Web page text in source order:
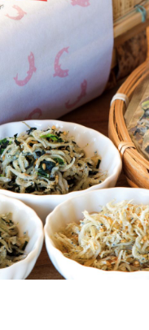
おのえきTIMES
雑貨シリーズ
恋するジャージー 瀬戸田レ
蒜山ショコラ
蒜山ショコラクッキーズ
せとうちのおいしいシリ
生スフレ ふわり～ぬ
せとうちの果実 チューハ
・タグ・キーワードから
第15回 未来
と進化 第13回 せとう
第11回 せと
・備後の果物 第9回 岡山・
市 第7回 美作市/
/備前市/和気町/赤磐市 第5回 津山市/鏡野
/玉野市/浅口市/里庄町 尾道市
市/新庄村
SAKU美SAKU楽
SETOUCHI TRAIN
La Malle de Bois
地酒列車
スローライフ列車
ふるさとおこしプロジェク
活動内容